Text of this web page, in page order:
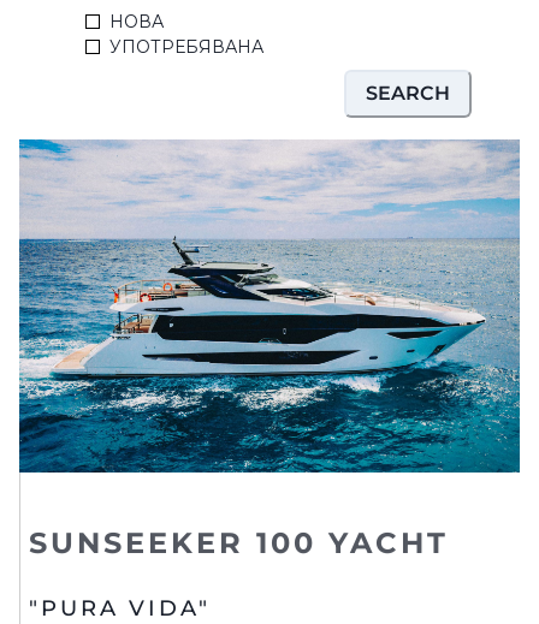
НОВА
УПОТРЕБЯВАНА
SEARCH
SUNSEEKER 100 YACHT
"PURA VIDA"